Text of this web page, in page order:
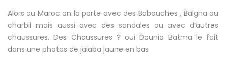
Alors au Maroc on la porte avec des Babouches , Balgha ou
charbil mais aussi avec des sandales ou avec d’autres
chaussures. Des Chaussures ? oui Dounia Batma le fait
dans une photos de jalaba jaune en bas